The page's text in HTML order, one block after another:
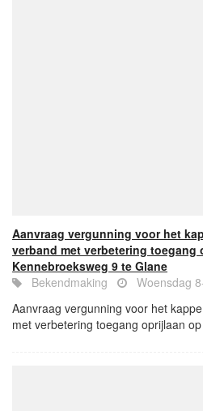
Aanvraag vergunning voor het
verband met verbetering toegang
Kennebroeksweg 9 te Glane
Bekendmaking
Woensdag
Aanvraag vergunning voor het
met verbetering toegang oprijlaan